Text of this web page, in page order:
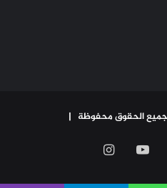
تويتر يوتيوب